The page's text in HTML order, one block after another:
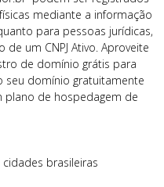
mediante a informação
para pessoas jurídicas,
um CNPJ Ativo. Aproveite
de domínio grátis para
seu domínio gratuitamente
plano de hospedagem de
brasileiras